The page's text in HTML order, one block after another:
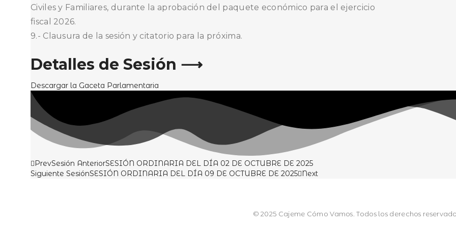
Civiles y Familiares, durante la aprobación del paquete económico para el ejercicio
fiscal 2026.
9.- Clausura de la sesión y citatorio para la próxima.
Detalles de Sesión ⟶
Descargar la Gaceta Parlamentaria
PrevSesión AnteriorSESIÓN ORDINARIA DEL DÍA 02 DE OCTUBRE DE 2025
Siguiente SesiónSESIÓN ORDINARIA DEL DÍA 09 DE OCTUBRE DE 2025 Next
© 2025 Cajeme Cómo Vamos. Todos los derechos